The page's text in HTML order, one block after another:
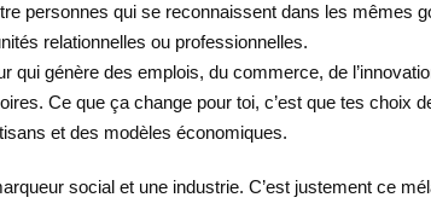
personnes qui se reconnaissent dans les mêmes
relationnelles ou professionnelles.
qui génère des emplois, du commerce, de
Ce que ça change pour toi, c’est que tes choix
et des modèles économiques.
social et une industrie. C’est justement ce